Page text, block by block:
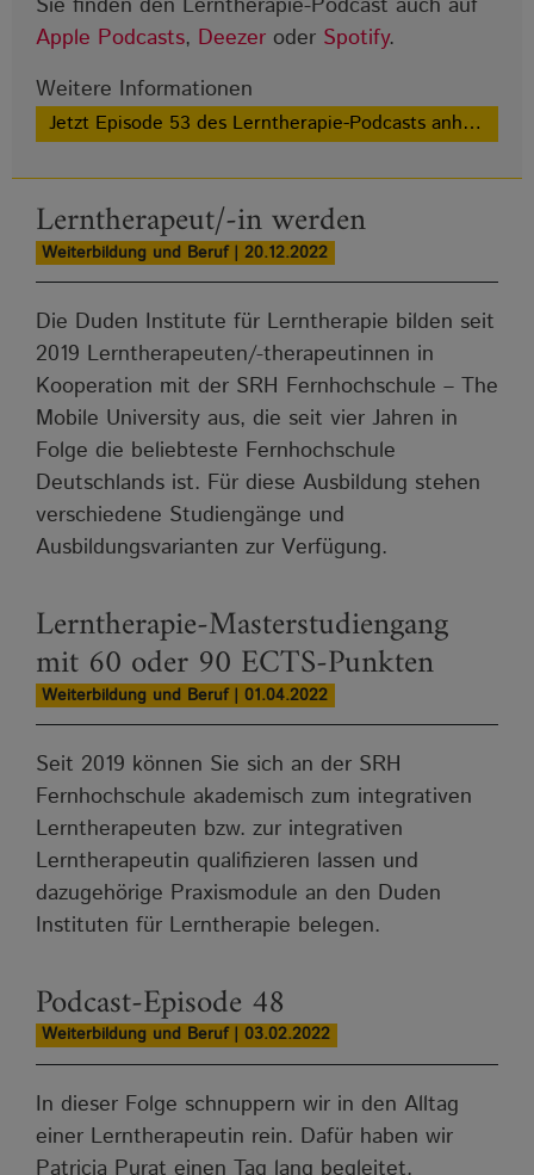
Sie finden den Lerntherapie-Podcast auch auf
Apple Podcasts, Deezer oder Spotify.
Weitere Informationen
Jetzt Episode 53 des Lerntherapie-Podcasts anhören!
Lerntherapeut/-in werden
Weiterbildung und Beruf | 20.12.2022
Die Duden Institute für Lerntherapie bilden seit
2019 Lerntherapeuten/-therapeutinnen in
Kooperation mit der SRH Fernhochschule – The
Mobile University aus, die seit vier Jahren in
Folge die beliebteste Fernhochschule
Deutschlands ist. Für diese Ausbildung stehen
verschiedene Studiengänge und
Ausbildungsvarianten zur Verfügung.
Lerntherapie-Masterstudiengang
mit 60 oder 90 ECTS-Punkten
Weiterbildung und Beruf | 01.04.2022
Seit 2019 können Sie sich an der SRH
Fernhochschule akademisch zum integrativen
Lerntherapeuten bzw. zur integrativen
Lerntherapeutin qualifizieren lassen und
dazugehörige Praxismodule an den Duden
Instituten für Lerntherapie belegen.
Podcast-Episode 48
Weiterbildung und Beruf | 03.02.2022
In dieser Folge schnuppern wir in den Alltag
einer Lerntherapeutin rein. Dafür haben wir
Patricia Purat einen Tag lang begleitet.